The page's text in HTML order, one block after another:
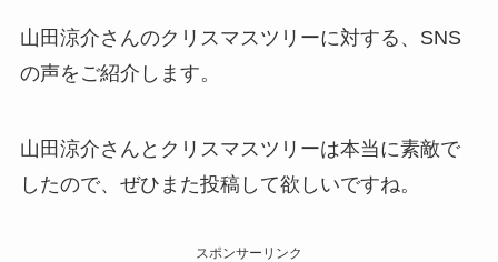
山田涼介さんのクリスマスツリーに対する、SNS
の声をご紹介します。
山田涼介さんとクリスマスツリーは本当に素敵で
したので、ぜひまた投稿して欲しいですね。
スポンサーリンク